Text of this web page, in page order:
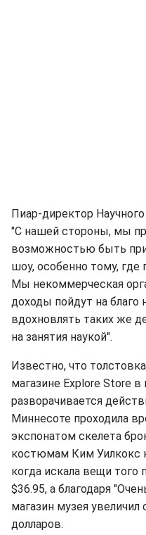
Пиар-директор
"С нашей стороны, мы
возможностью быть
шоу, особенно тому, где
Мы некоммерческая
доходы пойдут на благо
вдохновлять таких же
на занятия наукой".
Известно, что
магазине Explore Store в
разворачивается
Миннесоте проходила
экспонатом скелета
костюмам Ким Уилкокс
когда искала вещи того
$36.95, а благодаря
магазин музея
долларов.